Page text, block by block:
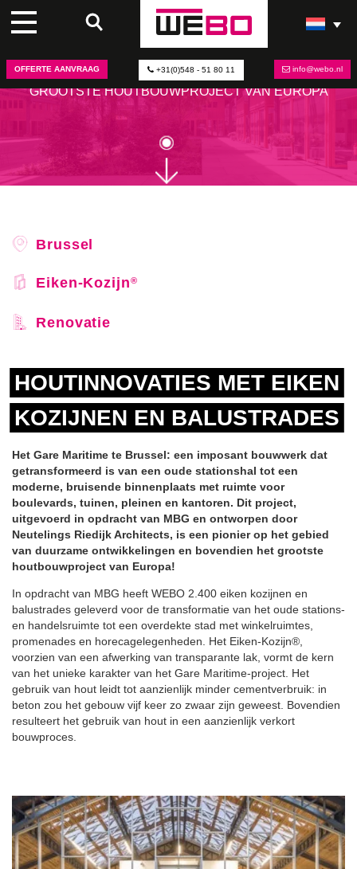
OFFERTE AANVRAAG +31(0)548 - 51 80 11 info@webo.nl
DUURZAME RENOVATIE IN
BRUSSEL
GROOTSTE HOUTBOUWPROJECT VAN EUROPA
HOUTINNOVATIES MET EIKEN
KOZIJNEN EN BALUSTRADES
Het Gare Maritime te Brussel: een imposant bouwwerk dat
getransformeerd is van een oude stationshal tot een
moderne, bruisende binnenplaats met ruimte voor
boulevards, tuinen, pleinen en kantoren. Dit project,
uitgevoerd in opdracht van MBG en ontworpen door
Neutelings Riedijk Architects, is een pionier op het gebied
van duurzame ontwikkelingen en bovendien het grootste
houtbouwproject van Europa!
In opdracht van MBG heeft WEBO 2.400 eiken kozijnen en
balustrades geleverd voor de transformatie van het oude stations-
en handelsruimte tot een overdekte stad met winkelruimtes,
promenades en horecagelegenheden. Het Eiken-Kozijn®,
voorzien van een afwerking van transparante lak, vormt de kern
van het unieke karakter van het Gare Maritime-project. Het
gebruik van hout leidt tot aanzienlijk minder cementverbruik: in
beton zou het gebouw vijf keer zo zwaar zijn geweest. Bovendien
resulteert het gebruik van hout in een aanzienlijk verkort
bouwproces.
Brussel
Eiken-Kozijn®
Renovatie